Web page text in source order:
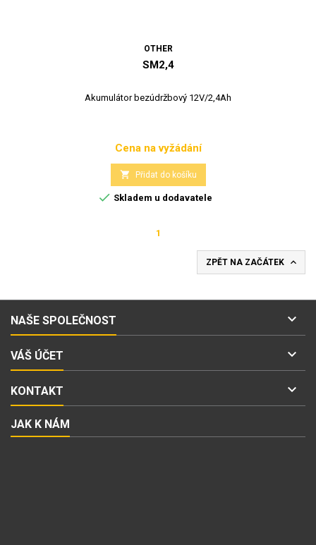
OTHER
SM2,4
Akumulátor bezúdržbový 12V/2,4Ah
Cena
Cena na vyžádání
 Přidat do košíku
 Skladem u dodavatele
1
ZPĚT NA ZAČÁTEK 
NAŠE SPOLEČNOST 
VÁŠ ÚČET 
KONTAKT 
JAK K NÁM